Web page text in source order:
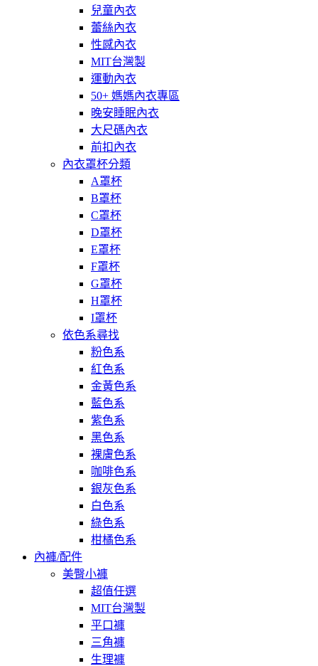
兒童內衣
蕾絲內衣
性感內衣
MIT台灣製
運動內衣
50+ 媽媽內衣專區
晚安睡眠內衣
大尺碼內衣
前扣內衣
內衣罩杯分類
A罩杯
B罩杯
C罩杯
D罩杯
E罩杯
F罩杯
G罩杯
H罩杯
I罩杯
依色系尋找
粉色系
紅色系
金黃色系
藍色系
紫色系
黑色系
裸膚色系
咖啡色系
銀灰色系
白色系
綠色系
柑橘色系
內褲/配件
美臀小褲
超值任選
MIT台灣製
平口褲
三角褲
生理褲